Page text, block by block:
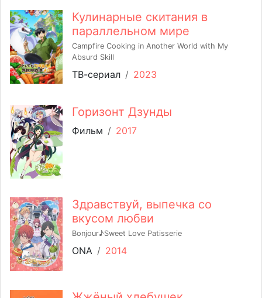
Кулинарные скитания в
параллельном мире
Campfire Cooking in Another World with My
Absurd Skill
ТВ-сериал / 2023
Горизонт Дзунды
Фильм / 2017
Здравствуй, выпечка со
вкусом любви
Bonjour♪Sweet Love Patisserie
ONA / 2014